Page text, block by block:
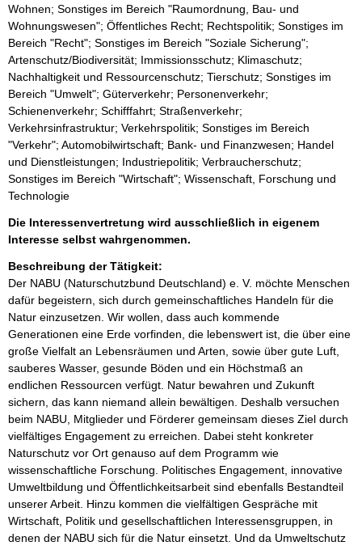
Wohnen; Sonstiges im Bereich "Raumordnung, Bau- und
Wohnungswesen"; Öffentliches Recht; Rechtspolitik; Sonstiges im
Bereich "Recht"; Sonstiges im Bereich "Soziale Sicherung";
Artenschutz/Biodiversität; Immissionsschutz; Klimaschutz;
Nachhaltigkeit und Ressourcenschutz; Tierschutz; Sonstiges im
Bereich "Umwelt"; Güterverkehr; Personenverkehr;
Schienenverkehr; Schifffahrt; Straßenverkehr;
Verkehrsinfrastruktur; Verkehrspolitik; Sonstiges im Bereich
"Verkehr"; Automobilwirtschaft; Bank- und Finanzwesen; Handel
und Dienstleistungen; Industriepolitik; Verbraucherschutz;
Sonstiges im Bereich "Wirtschaft"; Wissenschaft, Forschung und
Technologie
Die Interessenvertretung wird ausschließlich in eigenem
Interesse selbst wahrgenommen.
Beschreibung der Tätigkeit:
Der NABU (Naturschutzbund Deutschland) e. V. möchte Menschen
dafür begeistern, sich durch gemeinschaftliches Handeln für die
Natur einzusetzen. Wir wollen, dass auch kommende
Generationen eine Erde vorfinden, die lebenswert ist, die über eine
große Vielfalt an Lebensräumen und Arten, sowie über gute Luft,
sauberes Wasser, gesunde Böden und ein Höchstmaß an
endlichen Ressourcen verfügt. Natur bewahren und Zukunft
sichern, das kann niemand allein bewältigen. Deshalb versuchen
beim NABU, Mitglieder und Förderer gemeinsam dieses Ziel durch
vielfältiges Engagement zu erreichen. Dabei steht konkreter
Naturschutz vor Ort genauso auf dem Programm wie
wissenschaftliche Forschung. Politisches Engagement, innovative
Umweltbildung und Öffentlichkeitsarbeit sind ebenfalls Bestandteil
unserer Arbeit. Hinzu kommen die vielfältigen Gespräche mit
Wirtschaft, Politik und gesellschaftlichen Interessensgruppen, in
denen der NABU sich für die Natur einsetzt. Und da Umweltschutz